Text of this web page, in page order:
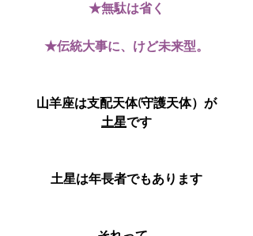
★無駄は省く
★伝統大事に、けど未来型。
山羊座は支配天体(守護天体）が
土星です
土星は年長者でもあります